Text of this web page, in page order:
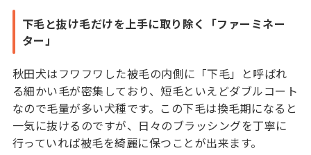
下毛と抜け毛だけを上手に取り除く「ファーミネー
ター」
秋田犬はフワフワした被毛の内側に「下毛」と呼ばれ
る細かい毛が密集しており、短毛といえどダブルコート
なので毛量が多い犬種です。この下毛は換毛期になると
一気に抜けるのですが、日々のブラッシングを丁寧に
行っていれば被毛を綺麗に保つことが出来ます。